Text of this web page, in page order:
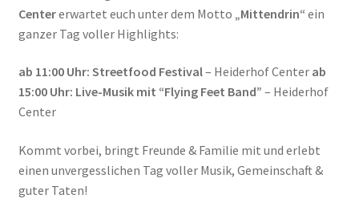
Centererwartet euch unter dem Motto „Mittendrin“ ein
ganzer Tag voller Highlights:
ab 11:00 Uhr: Streetfood Festival– Heiderhof Center ab
15:00 Uhr: Live-Musik mit “Flying Feet Band” – Heiderhof
Center
Kommt vorbei, bringt Freunde & Familie mit und erlebt
einen unvergesslichen Tag voller Musik, Gemeinschaft &
guter Taten!